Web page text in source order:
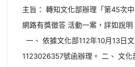
主旨： 轉知文化部辦理「第45次中
網路有獎徵答 活動一案，詳如說明
一、 依據文化部112年10月13日
1123026357號函辦理。 二、 文化